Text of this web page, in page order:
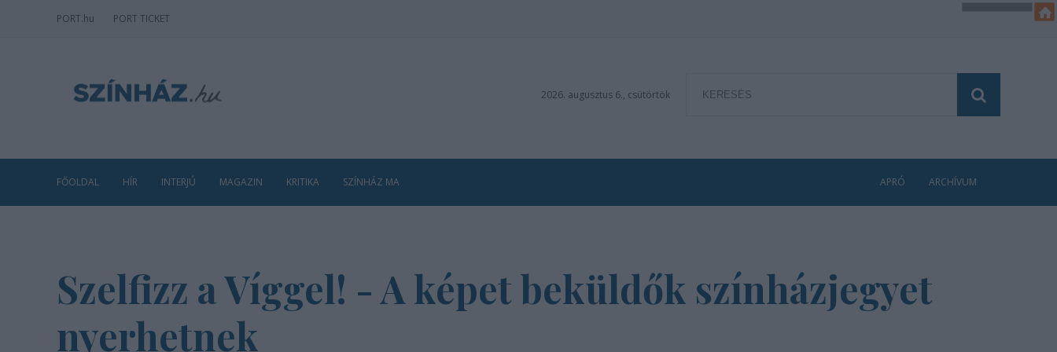
PORT.hu PORT TICKET
2026. augusztus 6., csütörtök
FŐOLDAL HÍR INTERJÚ MAGAZIN KRITIKA SZÍNHÁZ MA APRÓ ARCHÍVUM
Szelfizz a Víggel! - A képet beküldők színházjegyet
nyerhetnek